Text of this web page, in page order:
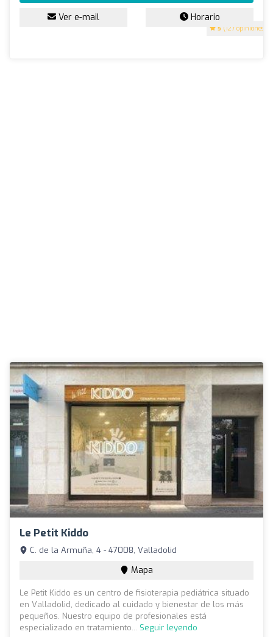
5 (127 opiniones)
Ver e-mail Horario
Le Petit Kiddo
C. de la Armuña, 4 - 47008, Valladolid
Mapa
Le Petit Kiddo es un centro de fisioterapia pediátrica situado
en Valladolid, dedicado al cuidado y bienestar de los más
pequeños. Nuestro equipo de profesionales está
especializado en tratamiento... Seguir leyendo